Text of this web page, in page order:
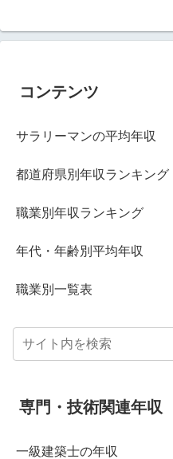
コンテンツ
サラリーマンの平均年収
都道府県別年収ランキング
職業別年収ランキング
年代・年齢別平均年収
職業別一覧表
専門・技術関連年収
一級建築士の年収